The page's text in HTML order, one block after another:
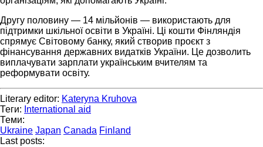
Другу половину — 14 мільйонів — використають для
підтримки шкільної освіти в Україні. Ці кошти Фінляндія
спрямує Світовому банку, який створив проєкт з
фінансування державних видатків України. Це дозволить
виплачувати зарплати українським вчителям та
реформувати освіту.
Literary editor: Kateryna Kruhova
Теги: International aid
Теми:
Ukraine Japan Canada Finland
Last posts: